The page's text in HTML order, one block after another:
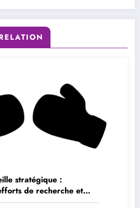
stratégique :
de recherche et